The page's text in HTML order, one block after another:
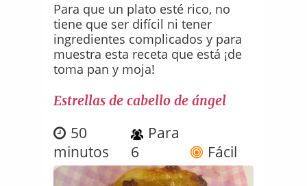
Para que un plato esté rico, no
tiene que ser difícil ni tener
ingredientes complicados y para
muestra esta receta que está ¡de
toma pan y moja!
Estrellas de cabello de ángel
50
minutos
Para
6
Fácil